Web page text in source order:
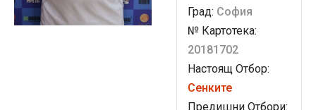
Град: София
№ Картотека:
20181702
Настоящ Отбор:
Сенките
Предишни Отбори: